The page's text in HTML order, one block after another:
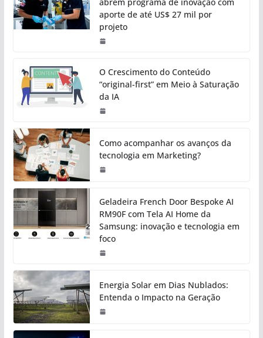
aporte de até US$ 27 mil por
projeto
O Crescimento do Conteúdo
“original-first” em Meio à Saturação
da IA
Como acompanhar os avanços da
tecnologia em Marketing?
Geladeira French Door Bespoke AI
RM90F com Tela AI Home da
Samsung: inovação e tecnologia em
foco
Energia Solar em Dias Nublados:
Entenda o Impacto na Geração